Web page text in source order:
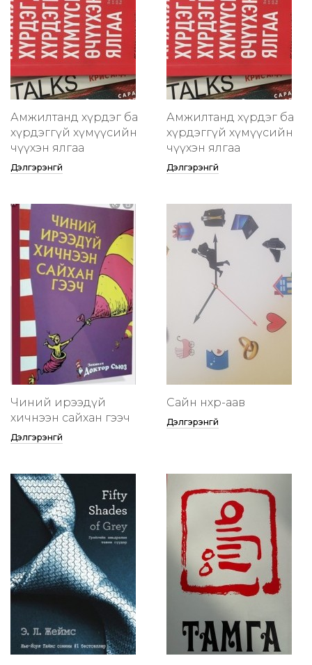
Амжилтанд хүрдэг ба
хүрдэггүй хүмүүсийн
өчүүхэн ялгаа
Дэлгэрэнгүй
Амжилтанд хүрдэг ба
хүрдэггүй хүмүүсийн
өчүүхэн ялгаа
Дэлгэрэнгүй
Чиний ирээдүй
хичнээн сайхан гээч
Дэлгэрэнгүй
Сайн нөхөр-аав
Дэлгэрэнгүй